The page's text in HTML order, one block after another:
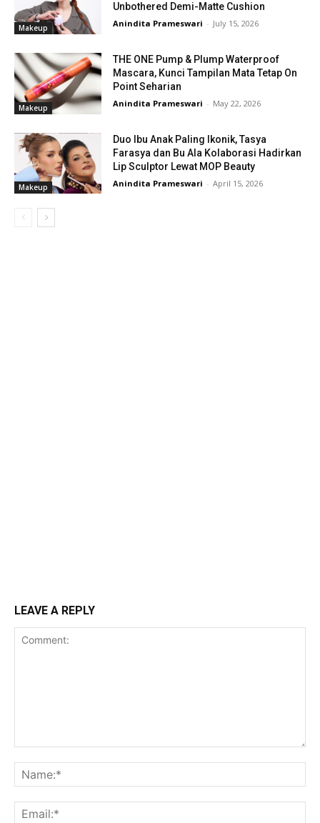
Makeup
Unbothered Demi-Matte Cushion
Anindita Prameswari - July 15, 2026
Makeup
THE ONE Pump & Plump Waterproof
Mascara, Kunci Tampilan Mata Tetap On
Point Seharian
Anindita Prameswari - May 22, 2026
Makeup
Duo Ibu Anak Paling Ikonik, Tasya
Farasya dan Bu Ala Kolaborasi Hadirkan
Lip Sculptor Lewat MOP Beauty
Anindita Prameswari - April 15, 2026
LEAVE A REPLY